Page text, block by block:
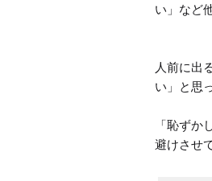
い」など
人前に出
い」と思
「恥ず
避けさせ